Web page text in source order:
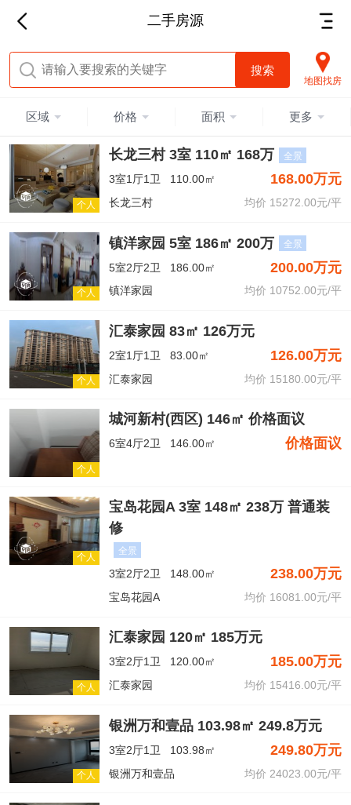
二手房源
地图找房
区域 价格 面积 更多
个人
长龙三村 3室 110㎡ 168万 全景
3室1厅1卫 110.00㎡ 168.00万元
长龙三村 均价 15272.00元/平
个人
镇洋家园 5室 186㎡ 200万 全景
5室2厅2卫 186.00㎡ 200.00万元
镇洋家园 均价 10752.00元/平
个人
汇泰家园 83㎡ 126万元
2室1厅1卫 83.00㎡ 126.00万元
汇泰家园 均价 15180.00元/平
个人
城河新村(西区) 146㎡ 价格面议
6室4厅2卫 146.00㎡ 价格面议
个人
宝岛花园A 3室 148㎡ 238万 普通装
修
全景
3室2厅2卫 148.00㎡ 238.00万元
宝岛花园A 均价 16081.00元/平
个人
汇泰家园 120㎡ 185万元
3室2厅1卫 120.00㎡ 185.00万元
汇泰家园 均价 15416.00元/平
个人
银洲万和壹品 103.98㎡ 249.8万元
3室2厅1卫 103.98㎡ 249.80万元
银洲万和壹品 均价 24023.00元/平